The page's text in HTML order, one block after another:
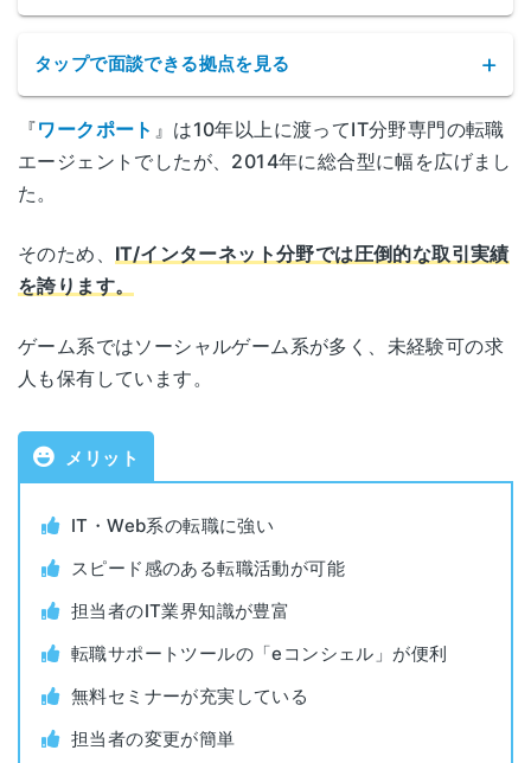
高松兵庫町ビル 6F
松山
高知県高知市はりまや町2-2-11
天神
福岡県福岡市中央区天神1-3-38
小倉
福岡県北九州市小倉北区米町1-3-1
明治安田生命北九州ビル 5F
佐賀
佐賀駅前センタービル7F
長崎
興善町イーストビル 10F
熊本
熊本県熊本市中央区安政町4-23
大分
大分県大分市末広町1-1-18
公式サイト https://www.workport.co.jp/
職業紹介事業許可番号
対象年代
対象者 全業種・職種
公開求人数 129,780件（2026年1月時点）
タップで面談できる拠点を見る
ワークポートの拠点
パークフロント青い森ビル1F
宮城県仙台市青葉区一番町1-9-1
仙台トラストタワー10F
秋田
秋田県秋田市中通2-4-15
秋田朝日生命丸島ビル6F
山形
朝日生命山形ビル8F
『ワークポート 』は10年以上に渡ってIT分野専門の転職
エージェントでしたが、2014年に総合型に幅を広げまし
た。
そのため、 IT/インターネット分野では圧倒的な取引実績
を誇ります。
ゲーム系ではソーシャルゲーム系が多く、未経験可の求
人も保有しています。
メリット
IT・Web系の転職に強い
スピード感のある転職活動が可能
担当者のIT業界知識が豊富
転職サポートツールの「eコンシェル」が便利
無料セミナーが充実している
担当者の変更が簡単